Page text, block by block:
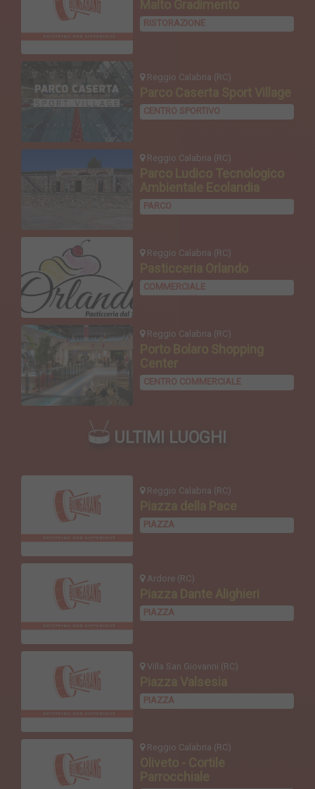
RISTORAZIONE
Reggio Calabria (RC)
CENTRO SPORTIVO
Reggio Calabria (RC)
PARCO
Reggio Calabria (RC)
COMMERCIALE
Reggio Calabria (RC)
CENTRO COMMERCIALE
ULTIMI LUOGHI
Reggio Calabria (RC)
PIAZZA
Ardore (RC)
PIAZZA
Villa San Giovanni (RC)
PIAZZA
Reggio Calabria (RC)
Oliveto - Cortile
Parrocchiale